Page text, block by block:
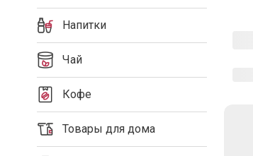
Напитки
Чай
Кофе
Товары для дома